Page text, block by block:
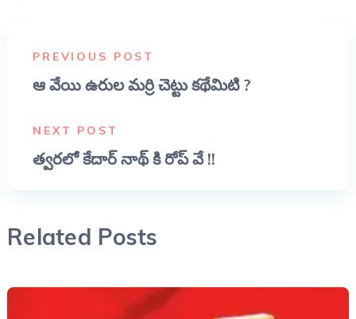
PREVIOUS POST
ఆ వేయి ఉరుల మర్రి చెట్టు కథేమిటి ?
NEXT POST
త్వరలో కేదార్ నాథ్ కి రోప్ వే !!
Related Posts